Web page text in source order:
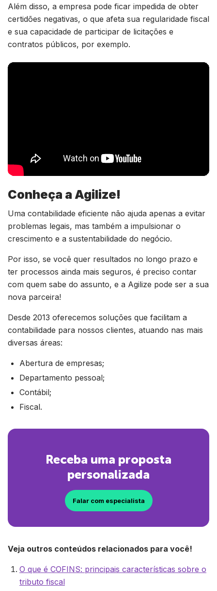
Além disso, a empresa pode ficar impedida de obter
certidões negativas, o que afeta sua regularidade fiscal
e sua capacidade de participar de licitações e
contratos públicos, por exemplo.
Conheça a Agilize!
Uma contabilidade eficiente não ajuda apenas a evitar
problemas legais, mas também a impulsionar o
crescimento e a sustentabilidade do negócio.
Por isso, se você quer resultados no longo prazo e
ter processos ainda mais seguros, é preciso contar
com quem sabe do assunto, e a Agilize pode ser a sua
nova parceira!
Desde 2013 oferecemos soluções que facilitam a
contabilidade para nossos clientes, atuando nas mais
diversas áreas:
Abertura de empresas;
Departamento pessoal;
Contábil;
Fiscal.
Receba uma proposta
personalizada
Falar com especialista
Veja outros conteúdos relacionados para você!
O que é COFINS: principais características sobre o
tributo fiscal